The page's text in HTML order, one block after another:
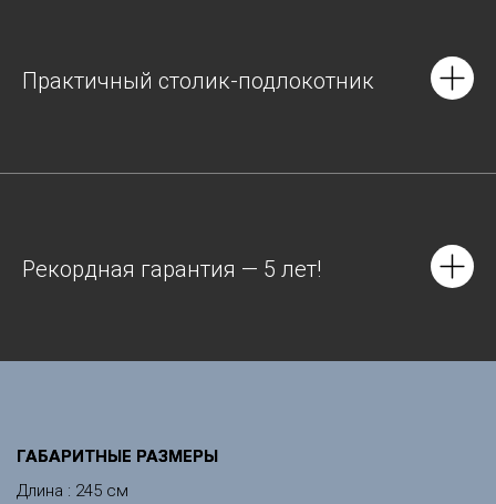
Практичный столик-подлокотник
Рекордная гарантия — 5 лет!
ГАБАРИТНЫЕ РАЗМЕРЫ
Длина : 245 см